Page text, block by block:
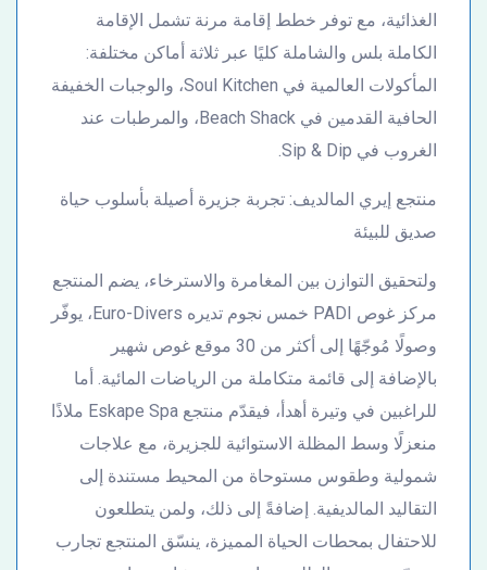
الغذائية، مع توفر خطط إقامة مرنة تشمل الإقامة
الكاملة بلس والشاملة كليًا عبر ثلاثة أماكن مختلفة:
المأكولات العالمية في Soul Kitchen، والوجبات الخفيفة
الحافية القدمين في Beach Shack، والمرطبات عند
الغروب في Sip & Dip.
منتجع إيري المالديف: تجربة جزيرة أصيلة بأسلوب حياة
صديق للبيئة
ولتحقيق التوازن بين المغامرة والاسترخاء، يضم المنتجع
مركز غوص PADI خمس نجوم تديره Euro-Divers، يوفّر
وصولًا مُوجّهًا إلى أكثر من 30 موقع غوص شهير
بالإضافة إلى قائمة متكاملة من الرياضات المائية. أما
للراغبين في وتيرة أهدأ، فيقدّم منتجع Eskape Spa ملاذًا
منعزلًا وسط المظلة الاستوائية للجزيرة، مع علاجات
شمولية وطقوس مستوحاة من المحيط مستندة إلى
التقاليد المالديفية. إضافةً إلى ذلك، ولمن يتطلعون
للاحتفال بمحطات الحياة المميزة، ينسّق المنتجع تجارب